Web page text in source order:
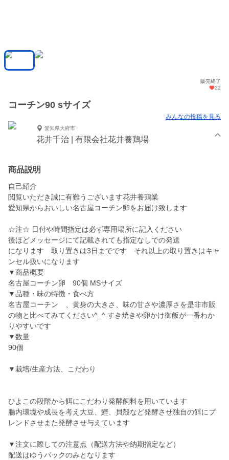
販売終了
22
コーチン90 sサイズ
みんなの投稿を見る
愛知県大府市
花井千治 | 有限会社花井養鶏場
商品説明
自己紹介
閲覧いただき誠に有難うございます花井養鶏業
愛知県からおいしい名古屋コーチン卵をお届け致します
☆注☆ 日付や時間指定は必ず専用場所に記入ください
後ほどメッセージにて記載されても指定なしでの発送
になります 取り置きは3日までです それ以上の取り置きはキャ
ンセル扱いになります
▼商品概要
名古屋コーチン卵 90個 MSサイズ
▼品種・味の特徴・食べ方
名古屋コーチン 、黄身の大きさ、味の甘さや濃厚さを是非市販
の物と比べてみてください^_^ すき焼きや卵かけ御飯が一番わか
りやすいです
▼数量
90個
▼栽培/生産方法、こだわり
ひよこの段階から餌にこだわり発酵飼料を用いています
腸内環境や成長を考え大豆、鰹、貝殻など発酵させ独自の餌にブ
レンドさせまた発酵させ与えています
▼注文に際しての注意点（配送方法や納期指定など）
配送はゆうパックのみとなります